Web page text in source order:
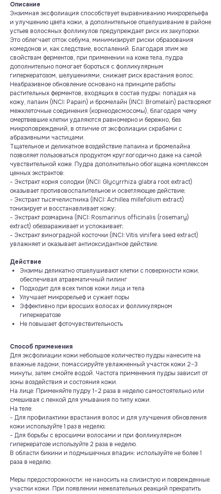
Описание
Энзимная эксфолиация способствует выравниванию микрорельефа
и улучшению цвета кожи, а дополнительное отшелушивание в районе
устьев волосяных фолликулов предупреждает риск их закупорки.
Это облегчает отток себума, минимизирует риски образования
комедонов и, как следствие, воспалений. Благодаря этим же
свойствам ферментов, при применении на коже тела, пудра
дополнительно помогает бороться с фолликулярным
гиперкератозом, шелушениями, снижает риск врастания волос.
Неабразивное обновление основано на принципе работы
растительных ферментов, входящих в состав пудры: попадая на
кожу, папаин (INCI: Papain) и бромелайн (INCI: Bromelain) растворяют
межклеточные соединения (корнеодесмосомы), благодаря чему
омертвевшие клетки удаляются равномерно и бережно, без
микроповреждений, в отличие от эксфолиации скрабами с
абразивными частицами.
Тщательное и деликатное воздействие папаина и бромелайна
позволяет пользоваться продуктом круглогодично даже на самой
чувствительной коже. Пудра дополнительно обогащена комплексом
ценных экстрактов:
- Экстракт корня солодки (INCI: Glycyrrhiza glabra root extract)
оказывает противовоспалительное и осветляющее действие;
- Экстракт тысячелистника (INCI: Achillea millefolium extract)
тонизирует и восстанавливает кожу;
- Экстракт розмарина (INCI: Rosmarinus officinalis (rosemary)
extract) обеззараживает и успокаивает;
- Экстракт виноградной косточки (INCI: Vitis vinifera seed extract)
увлажняет и оказывает антиоксидантное действие.
Действие
Энзимы деликатно отшелушивают клетки с поверхности кожи,
обеспечивая атравматичный пилинг
Подходит для всех типов кожи лица и тела
Улучшает микрорельеф и сужает поры
Эффективно при вросших волосах и фолликулярном
гиперкератозе
Не повышает фоточувствительность
Способ применения
Для эксфолиации кожи небольшое количество пудры нанесите на
влажные ладони, помассируйте увлажненный участок кожи 2–3
минуты, затем смойте водой. Частота применения пудры зависит от
зоны воздействия и состояния кожи.
На лице: Применяйте пудру 1–2 раза в неделю самостоятельно или
смешивая с пенкой для умывания по типу кожи.
На теле:
- Для профилактики врастания волос и для улучшения обновления
кожи используйте 1 раз в неделю;
- Для борьбы с вросшими волосами и при фолликулярном
гиперкератозе используйте 2 раза в неделю.
В области бикини и подмышечных впадин: используйте не более 1
раза в неделю.
Меры предосторожности: не наносить на слизистую и поврежденные
участки кожи. При появлении нежелательных реакций прекратить